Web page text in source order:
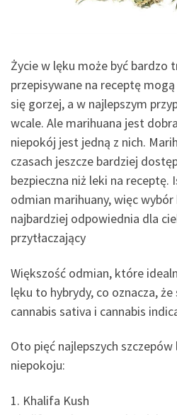
Życie w lęku może być bardzo
przepisywane na receptę
się gorzej, a w najlepszym
wcale. Ale marihuana jest
niepokój jest jedną z nich.
czasach jeszcze bardziej
bezpieczna niż leki na
odmian marihuany, więc
najbardziej odpowiednia dla
przytłaczający
Większość odmian, które
lęku to hybrydy, co oznacza,
cannabis sativa i cannabis
Oto pięć najlepszych szczepów
niepokoju:
1. Khalifa Kush